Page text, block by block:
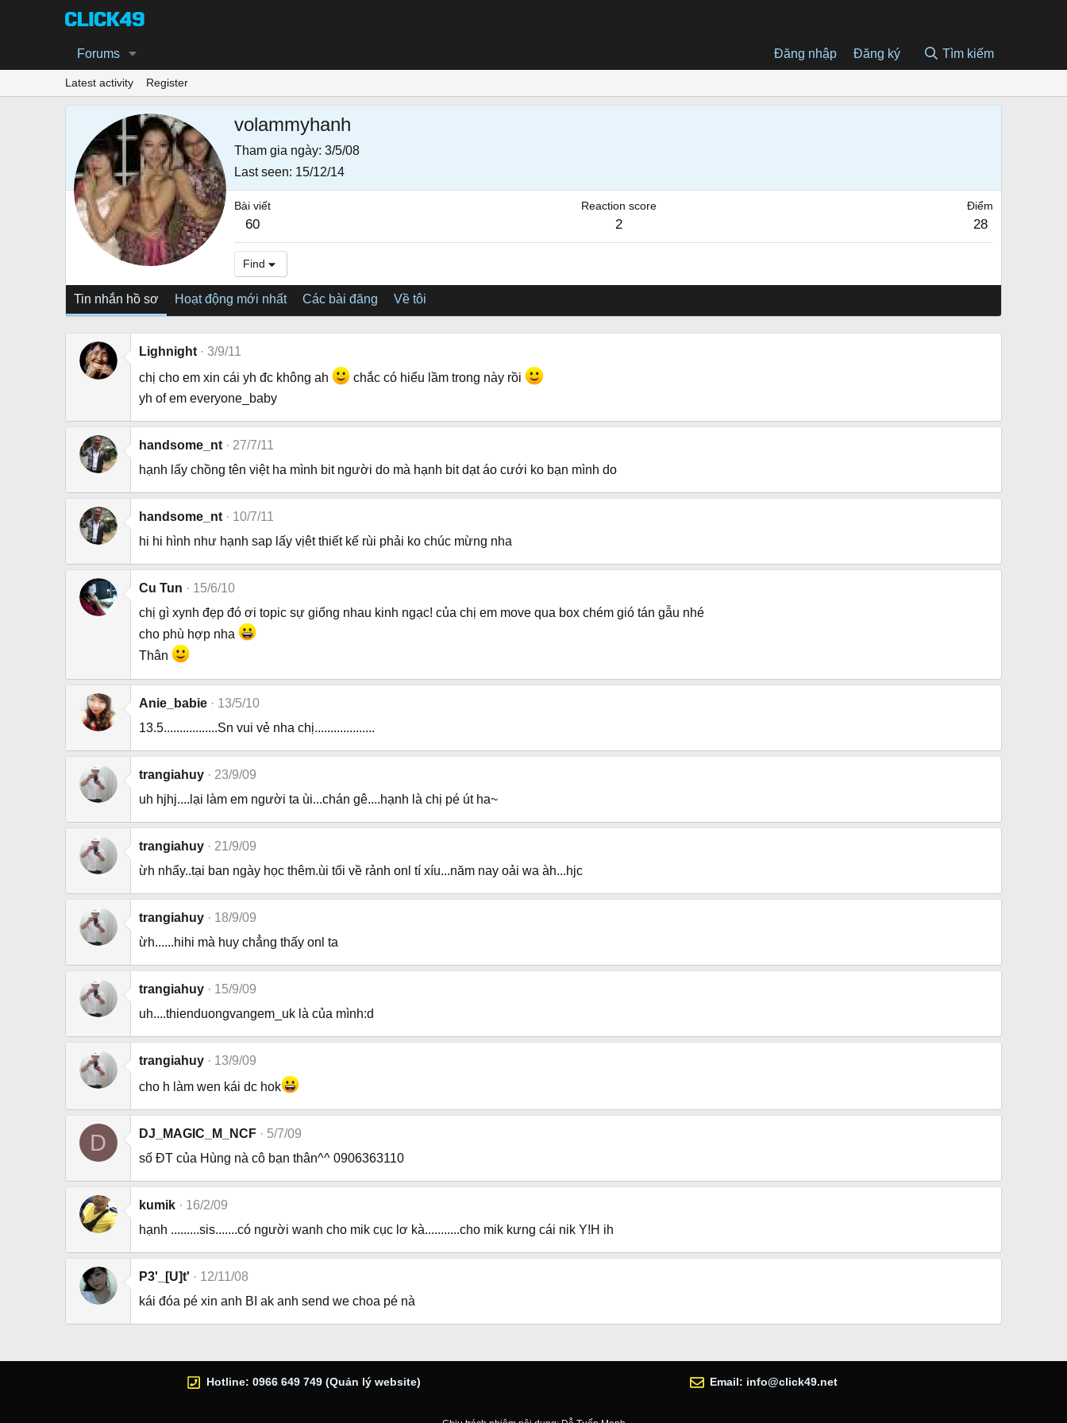
Forums Đăng nhập Đăng ký Tìm kiếm
Latest activity Register
volammyhanh
Tham gia ngày 3/5/08
Last seen 15/12/14
Bài viết
60
Reaction score
2
Điểm
28
Find
Tin nhắn hồ sơ Hoạt động mới nhất Các bài đăng Về tôi
Lighnight
3/9/11
chị cho em xin cái yh đc không ah
chắc có hiểu lầm trong này rồi
yh of em everyone_baby
handsome_nt
27/7/11
hạnh lấy chồng tên việt ha mình bit người do mà hạnh bit dạt áo cưới ko bạn mình do
handsome_nt
10/7/11
hi hi hình như hạnh sap lấy vịêt thiết kế rùi phải ko chúc mừng nha
Cu Tun
15/6/10
chị gì xynh đẹp đó ơi topic sự giống nhau kinh ngạc! của chị em move qua box chém gió tán gẫu nhé
cho phù hợp nha
Thân
Anie_babie
13/5/10
13.5.................Sn vui vẻ nha chị...................
trangiahuy
23/9/09
uh hjhj....lại làm em người ta ùi...chán gê....hạnh là chị pé út ha~
trangiahuy
21/9/09
ừh nhẩy..tại ban ngày học thêm.ùi tối về rảnh onl tí xíu...năm nay oải wa àh...hjc
trangiahuy
18/9/09
ừh......hihi mà huy chẳng thấy onl ta
trangiahuy
15/9/09
uh....thienduongvangem_uk là của mình:d
trangiahuy
13/9/09
cho h làm wen kái dc hok
D DJ_MAGIC_M_NCF
5/7/09
số ĐT của Hùng nà cô bạn thân^^ 0906363110
kumik
16/2/09
hạnh .........sis.......có người wanh cho mik cục lơ kà...........cho mik kưng cái nik Y!H ih
P3'_[U]t'
12/11/08
kái đóa pé xin anh BI ak anh send we choa pé nà
Hotline: 0966 649 749 (Quản lý website) Email: info@click49.net